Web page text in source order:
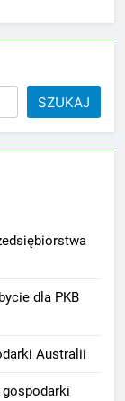
SZUKAJ
dla PKB
Australii